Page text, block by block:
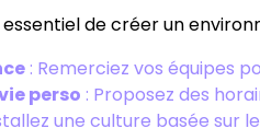
de créer un
: Remerciez vos équipes
perso : Proposez des
une culture basée sur